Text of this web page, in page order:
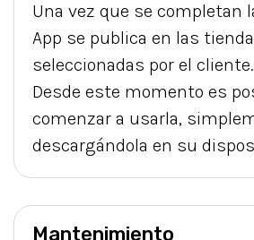
Una vez que se completan
App se publica en las
seleccionadas por el cliente.
Desde este momento es
comenzar a usarla,
descargándola en su
Mantenimiento